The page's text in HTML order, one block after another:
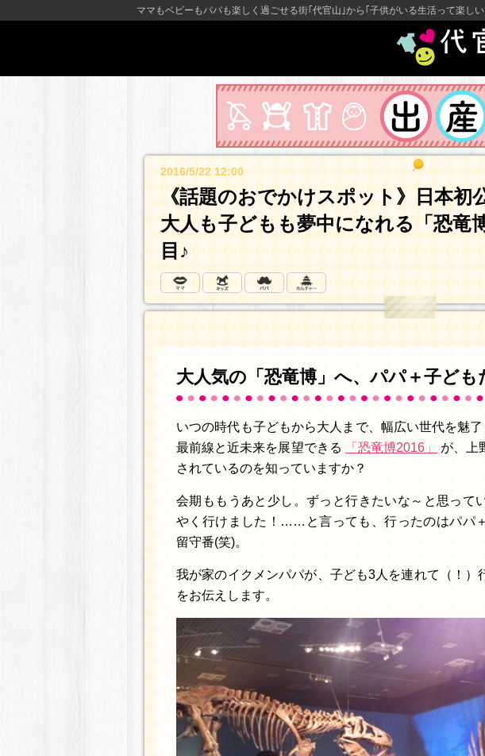
ママもベビーもパパも楽しく過ごせる街｢代官山｣から｢子供がいる生活って楽し
2016/5/22 12:00
《話題のおでかけスポット》日本
大人も子どもも夢中になれる「恐竜
目♪
大人気の「恐竜博」へ、パパ＋子ども
いつの時代も子どもから大人まで、幅広い世代を魅
最前線と近未来を展望できる
「恐竜博2016」
が、上
されているのを知っていますか？
会期ももうあと少し。ずっと行きたいな～と思って
やく行けました！……と言っても、行ったのはパパ
留守番(笑)。
我が家のイクメンパパが、子ども3人を連れて（！）
をお伝えします。